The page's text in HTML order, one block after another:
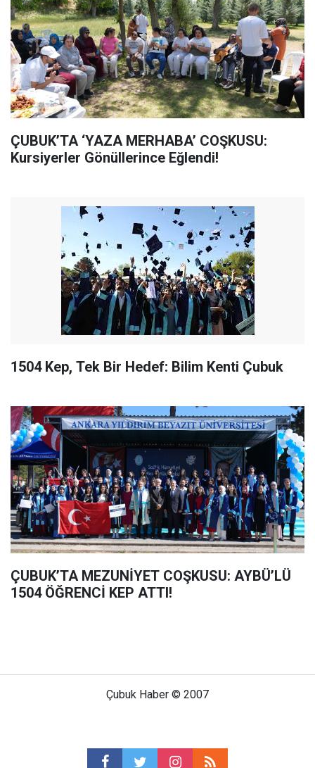
ÇUBUK’TA ‘YAZA MERHABA’ COŞKUSU:
Kursiyerler Gönüllerince Eğlendi!
1504 Kep, Tek Bir Hedef: Bilim Kenti Çubuk
ÇUBUK’TA MEZUNİYET COŞKUSU: AYBÜ’LÜ
1504 ÖĞRENCİ KEP ATTI!
Çubuk Haber © 2007